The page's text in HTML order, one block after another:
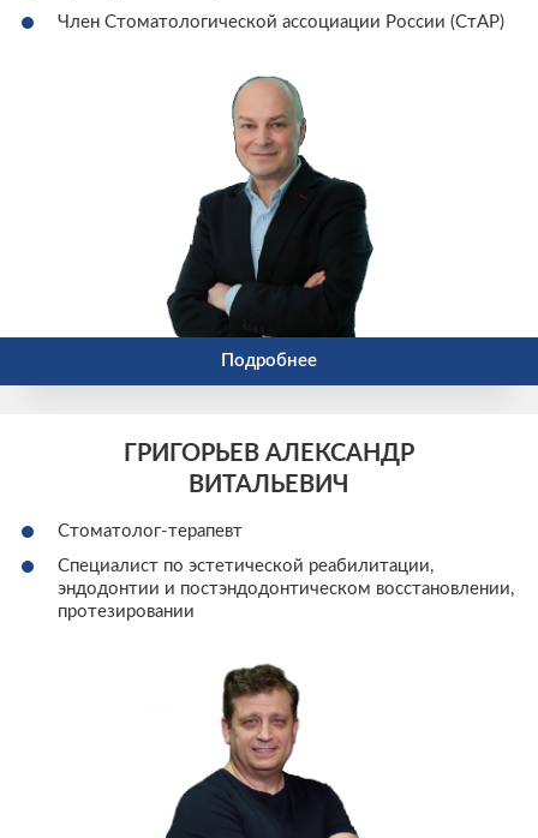
Член Стоматологической ассоциации России (СтАР)
Подробнее
ГРИГОРЬЕВ АЛЕКСАНДР
ВИТАЛЬЕВИЧ
Стоматолог-терапевт
Специалист по эстетической реабилитации,
эндодонтии и постэндодонтическом восстановлении,
протезировании